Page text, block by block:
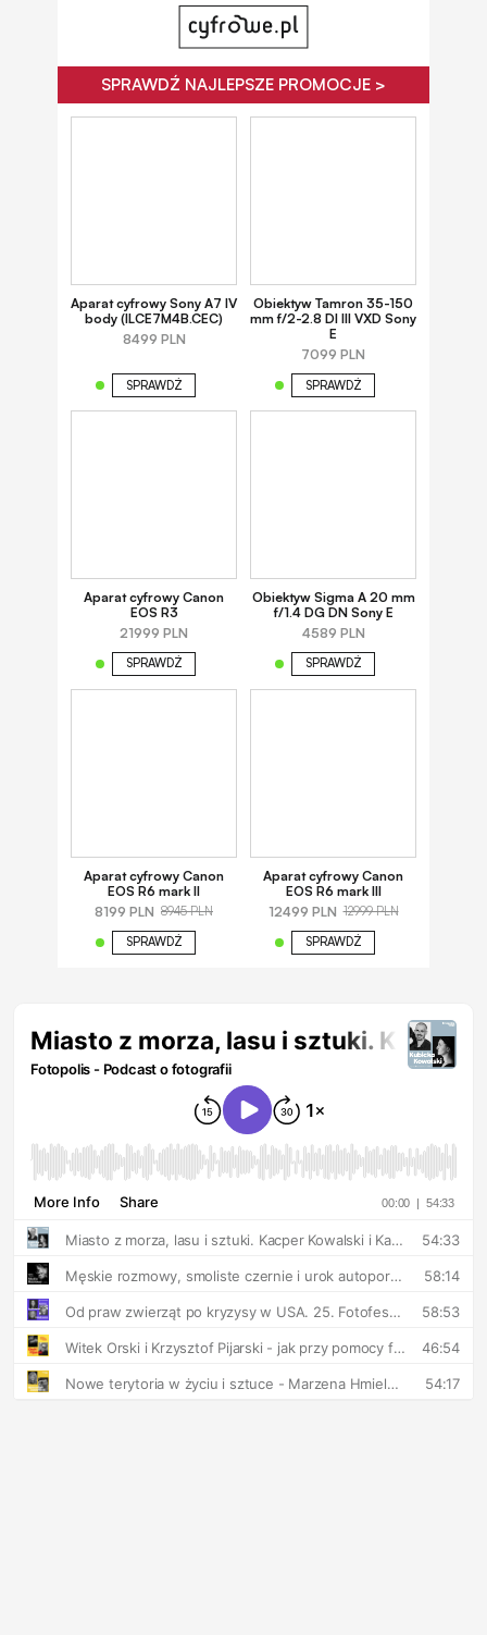
SPRAWDŹ NAJLEPSZE PROMOCJE >
Aparat cyfrowy Sony A7 IV
body (ILCE7M4B.CEC)
8499 PLN
SPRAWDŹ
Obiektyw Tamron 35-150
mm f/2-2.8 DI III VXD Sony
E
7099 PLN
SPRAWDŹ
Aparat cyfrowy Canon
EOS R3
21999 PLN
SPRAWDŹ
Obiektyw Sigma A 20 mm
f/1.4 DG DN Sony E
4589 PLN
SPRAWDŹ
Aparat cyfrowy Canon
EOS R6 mark II
8199 PLN 8945 PLN
SPRAWDŹ
Aparat cyfrowy Canon
EOS R6 mark III
12499 PLN 12999 PLN
SPRAWDŹ